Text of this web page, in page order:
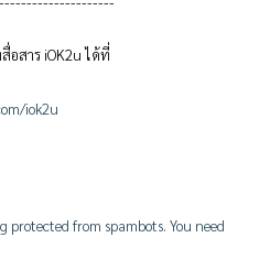
อสาร iOK2u ได้ที่
iok2u
protected from spambots. You need